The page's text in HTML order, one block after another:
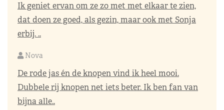
Ik geniet ervan om ze zo met met elkaar te zien,
dat doen ze goed, als gezin, maar ook met Sonja
erbij. ..
Nova
De rode jas én de knopen vind ik heel mooi.
Dubbele rij knopen net iets beter. Ik ben fan van
bijna alle..